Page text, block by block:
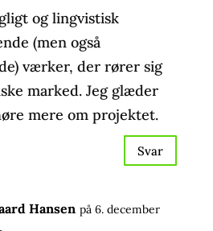
og lingvistisk
(men også
værker, der rører sig
marked. Jeg glæder
mere om projektet.
Svar
Hansen på 6. december